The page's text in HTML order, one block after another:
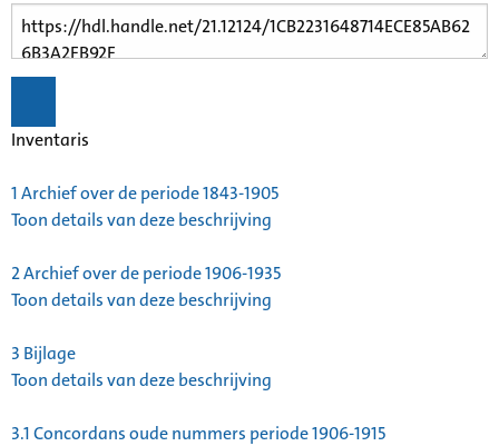
Inventaris
1Archief over de periode 1843-1905
Toon details van deze beschrijving
2Archief over de periode 1906-1935
Toon details van deze beschrijving
3 Bijlage
Toon details van deze beschrijving
3.1Concordans oude nummers periode 1906-1915